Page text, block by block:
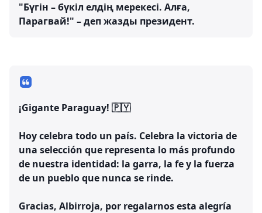
"Бүгін – бүкіл елдің мерекесі. Алға,
Парагвай!" – деп жазды президент.
¡Gigante Paraguay! 🇵🇾
Hoy celebra todo un país. Celebra la victoria de
una selección que representa lo más profundo
de nuestra identidad: la garra, la fe y la fuerza
de un pueblo que nunca se rinde.
Gracias, Albirroja, por regalarnos esta alegría